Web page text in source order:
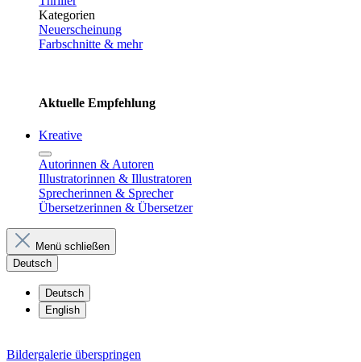
Kategorien
Neuerscheinung
Farbschnitte & mehr
Aktuelle Empfehlung
Kreative
Autorinnen & Autoren
Illustratorinnen & Illustratoren
Sprecherinnen & Sprecher
Übersetzerinnen & Übersetzer
Menü schließen
Deutsch
Deutsch
English
Bildergalerie überspringen